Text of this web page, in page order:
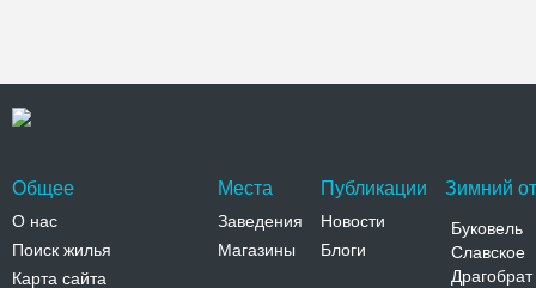
Общее
О нас
Поиск жилья
Карта сайта
Места
Заведения
Магазины
Публикации
Новости
Блоги
Зимний
Буковель
Славское
Драгобрат